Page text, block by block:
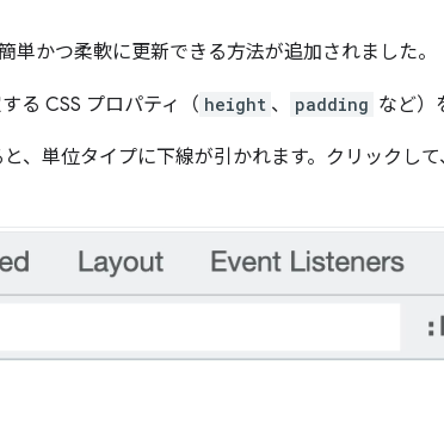
単かつ柔軟に更新できる方法が追加されました。
る CSS プロパティ（ height 、 padding など）
、単位タイプに下線が引かれます。クリックし